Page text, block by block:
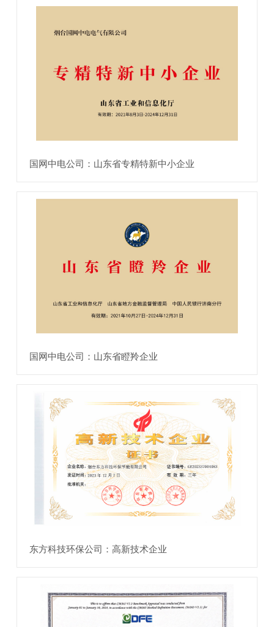
国网中电公司：山东省专精特新中小企业
国网中电公司：山东省瞪羚企业
东方科技环保公司：高新技术企业